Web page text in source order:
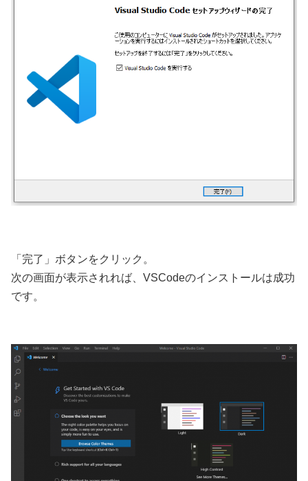
「完了」ボタンをクリック。
次の画面が表示されれば、VSCodeのインストールは成功
です。